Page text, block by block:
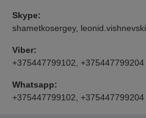
Skype:
shametkosergey, leonid.vishnevski
Viber:
+375447799102, +375447799204
Whatsapp:
+375447799102, +375447799204